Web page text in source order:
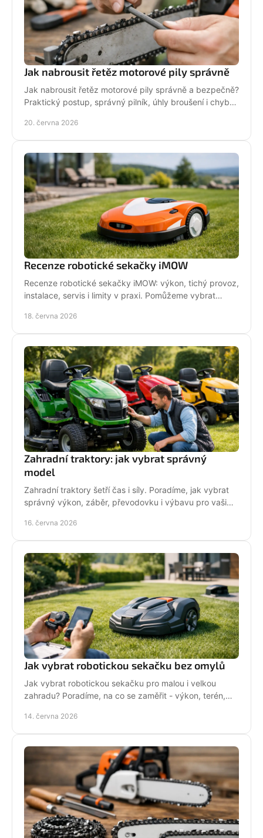
Jak nabrousit řetěz motorové pily správně
Jak nabrousit řetěz motorové pily správně a bezpečně?
Praktický postup, správný pilník, úhly broušení i chyby,
20. června 2026
Recenze robotické sekačky iMOW
Recenze robotické sekačky iMOW: výkon, tichý provoz,
instalace, servis i limity v praxi. Pomůžeme vybrat
18. června 2026
Zahradní traktory: jak vybrat správný
model
Zahradní traktory šetří čas i síly. Poradíme, jak vybrat
správný výkon, záběr, převodovku i výbavu pro vaši
16. června 2026
Jak vybrat robotickou sekačku bez omylů
Jak vybrat robotickou sekačku pro malou i velkou
zahradu? Poradíme, na co se zaměřit - výkon, terén,
14. června 2026